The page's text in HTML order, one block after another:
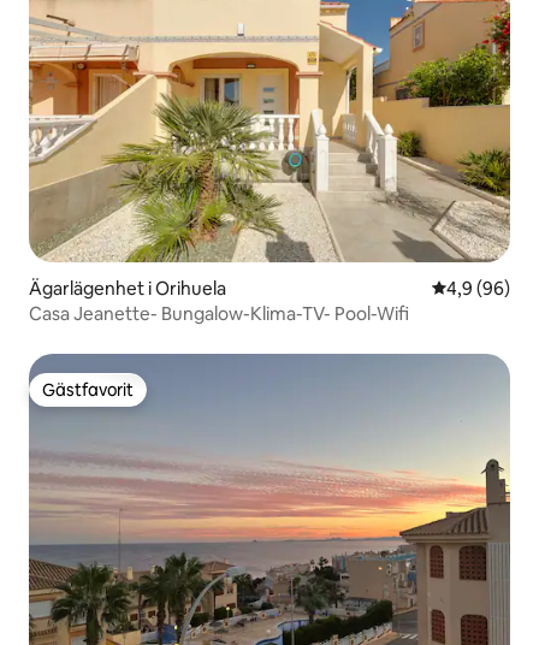
Ägarlägenhet i Orihuela 4,9 av 5 i
4,9 (96)
Casa Jeanette- Bungalow-Klima-TV- Pool-Wifi
Gästfavorit
Gästfavorit